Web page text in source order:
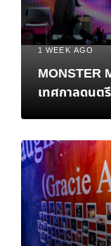
1 WEEK AGO
MONSTER
เทศกาลดนต